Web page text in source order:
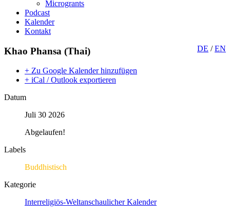
Microgrants
Podcast
Kalender
Kontakt
DE /EN
Khao Phansa (Thai)
+ Zu Google Kalender hinzufügen
+ iCal / Outlook exportieren
Datum
Juli 30 2026
Abgelaufen!
Labels
Buddhistisch
Kategorie
Interreligiös-Weltanschaulicher Kalender